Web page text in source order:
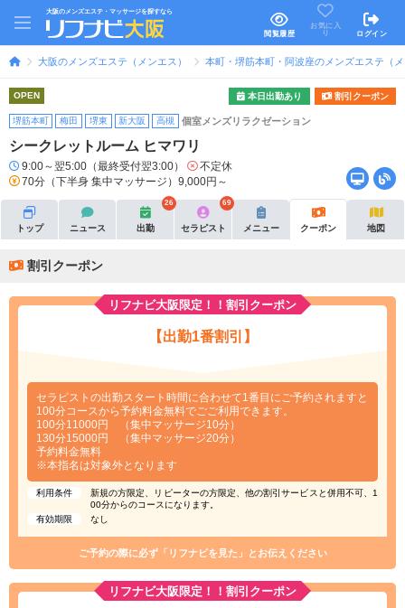
大阪のメンズエステ・マッサージを探すなら
閲覧履歴
お気に入
り
ログイン
大阪のメンズエステ（メンエス） 本町・堺筋本町・阿波座のメンズエステ（
OPEN 本日出勤あり 割引クーポン
堺筋本町 梅田 堺東 新大阪 高槻 個室メンズリラクゼーション
シークレットルーム ヒマワリ
9:00～翌5:00（最終受付翌3:00）
不定休
70分（下半身 集中マッサージ）9,000円～
トップ ニュース 出勤
26
セラピスト
69
メニュー クーポン 地図
割引クーポン
リフナビ大阪限定！！割引クーポン
【出勤1番割引】
セラピストの出勤スタート時間に合わせて1番目にご予約されますと
100分コースから予約料金無料でごご利用できます。
100分11000円 （集中マッサージ10分）
130分15000円 （集中マッサージ20分）
予約料金無料
※本指名は対象外となります
利用条件
新規の方限定、リピーターの方限定、他の割引サービスと併用不可、1
00分からのコースになります。
有効期限
なし
ご予約の際に必ず「リフナビを見た」とお伝えください
リフナビ大阪限定！！割引クーポン